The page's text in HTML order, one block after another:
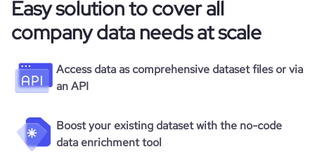
Easy solution to cover all
company data needs at scale
Access data as comprehensive dataset files or via
an API
Boost your existing dataset with the no-code
data enrichment tool